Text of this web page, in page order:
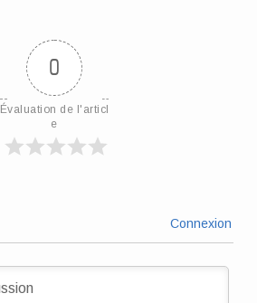
0
Évaluation de l'articl
e
Connexion